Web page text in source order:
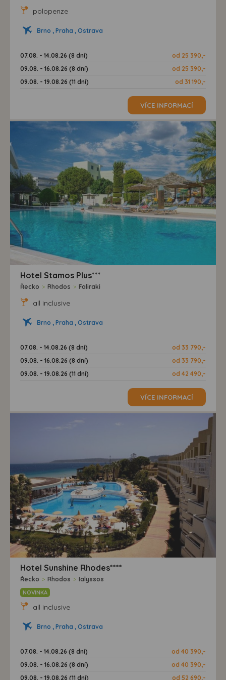
polopenze
Brno , Praha , Ostrava
07.08. - 14.08.26 (8 dní)
od 25 390,-
09.08. - 16.08.26 (8 dní)
od 25 390,-
09.08. - 19.08.26 (11 dní)
od 31 190,-
VÍCE INFORMACÍ
Hotel Stamos Plus***
Řecko > Rhodos > Faliraki
all inclusive
Brno , Praha , Ostrava
07.08. - 14.08.26 (8 dní)
od 33 790,-
09.08. - 16.08.26 (8 dní)
od 33 790,-
09.08. - 19.08.26 (11 dní)
od 42 490,-
VÍCE INFORMACÍ
Hotel Sunshine Rhodes****
Řecko > Rhodos > Ialyssos
NOVINKA
all inclusive
Brno , Praha , Ostrava
07.08. - 14.08.26 (8 dní)
od 40 390,-
09.08. - 16.08.26 (8 dní)
od 40 390,-
09.08. - 19.08.26 (11 dní)
od 52 690,-